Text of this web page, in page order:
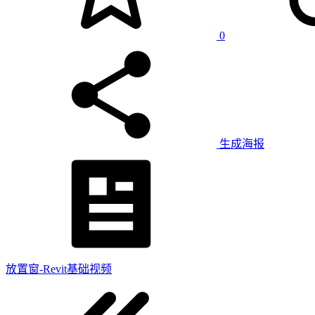
0
生成海报
放置窗-Revit基础视频